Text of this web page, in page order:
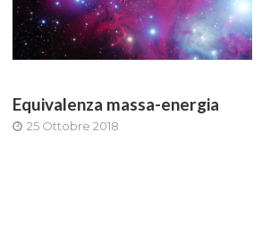
Equivalenza massa-energia
25 Ottobre 2018